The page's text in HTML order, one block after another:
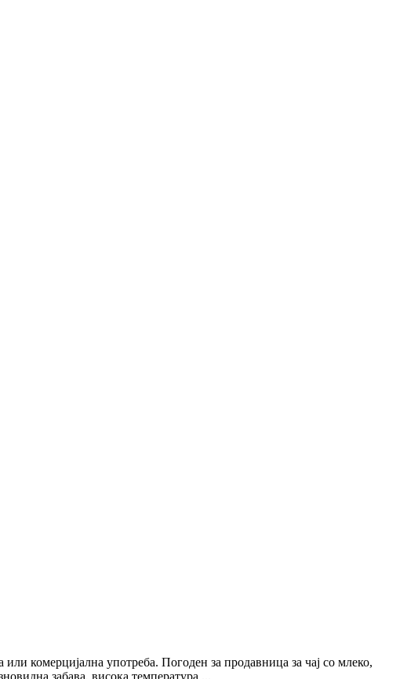
комерцијална употреба. Погоден за продавница за чај со млеко,
забава, висока температура ...